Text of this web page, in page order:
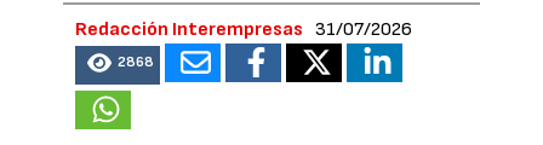
Redacción Interempresas 31/07/2026
2868